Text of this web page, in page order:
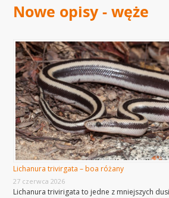
Nowe opisy - węże
Lichanura trivirgata – boa różany
27 czerwca 2026
Lichanura trivirigata to jedne z mniejszych